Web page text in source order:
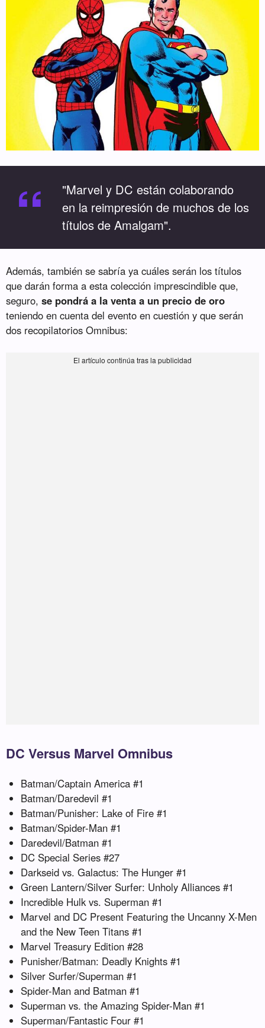
“
"Marvel y DC están colaborando
en la reimpresión de muchos de los
títulos de Amalgam".
Además, también se sabría ya cuáles serán los títulos
que darán forma a esta colección imprescindible que,
seguro,se pondrá a la venta a un precio de oro
teniendo en cuenta del evento en cuestión y que serán
dos recopilatorios Omnibus:
DC Versus Marvel Omnibus
Batman/Captain America #1
Batman/Daredevil #1
Batman/Punisher: Lake of Fire #1
Batman/Spider-Man #1
Daredevil/Batman #1
DC Special Series #27
Darkseid vs. Galactus: The Hunger #1
Green Lantern/Silver Surfer: Unholy Alliances #1
Incredible Hulk vs. Superman #1
Marvel and DC Present Featuring the Uncanny X-Men
and the New Teen Titans #1
Marvel Treasury Edition #28
Punisher/Batman: Deadly Knights #1
Silver Surfer/Superman #1
Spider-Man and Batman #1
Superman vs. the Amazing Spider-Man #1
Superman/Fantastic Four #1